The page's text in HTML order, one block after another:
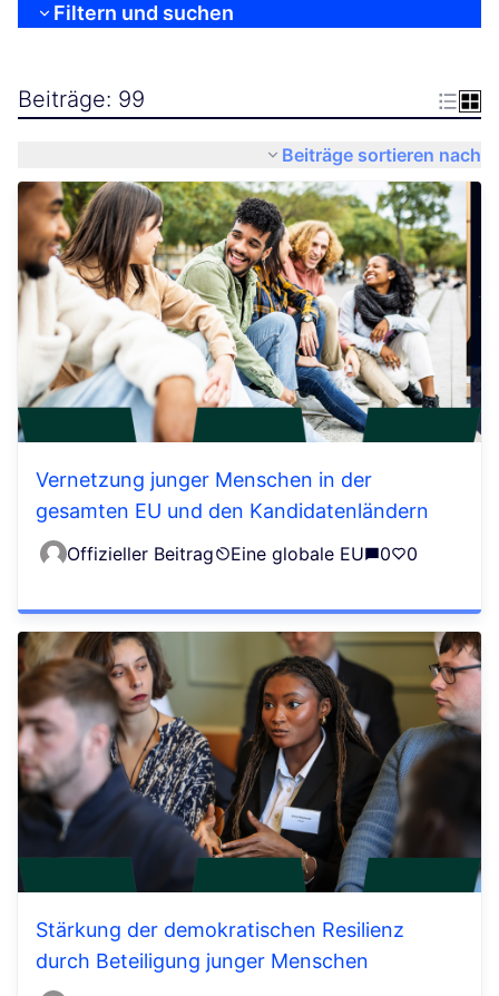
Filtern und suchen
Beiträge: 99
Beiträge sortieren nach
Vernetzung junger Menschen in der
gesamten EU und den Kandidatenländern
Offizieller Beitrag Eine globale EU 0 0
Stärkung der demokratischen Resilienz
durch Beteiligung junger Menschen